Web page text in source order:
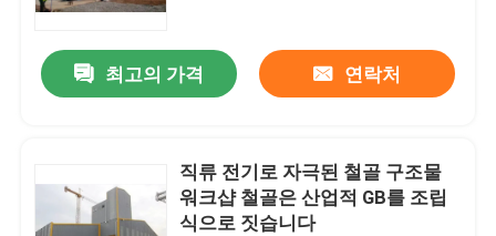
최고의 가격 연락처
직류 전기로 자극된 철골 구조물
워크샵 철골은 산업적 GB를 조립
식으로 짓습니다